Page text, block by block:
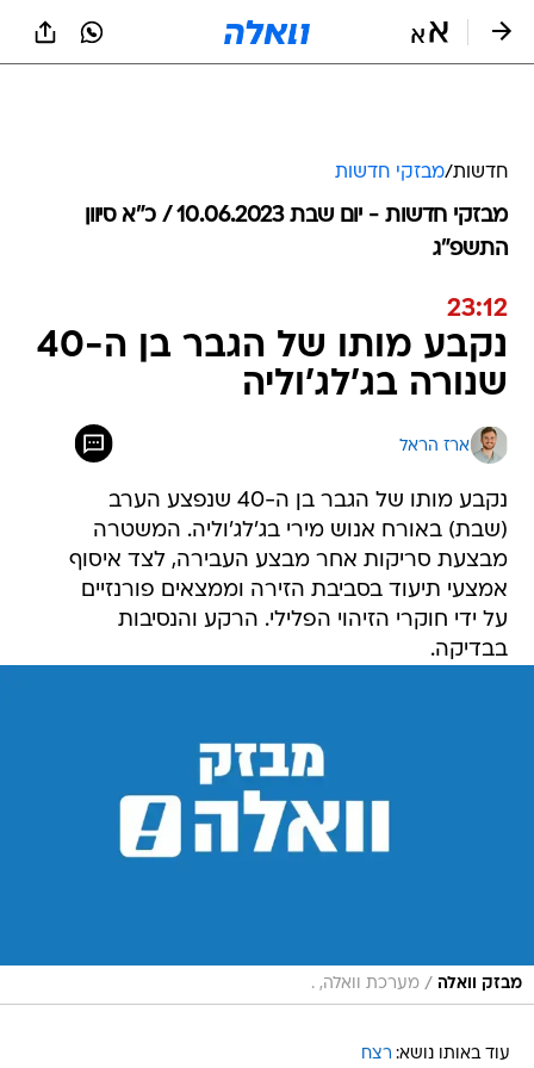
חדשות/מבזקי חדשות
מבזקי חדשות - יום שבת 10.06.2023 / כ״א סיוון
התשפ"ג
23:12
נקבע מותו של הגבר בן ה-40
שנורה בג'לג'וליה
ארז הראל
נקבע מותו של הגבר בן ה-40 שנפצע הערב
(שבת) באורח אנוש מירי בג'לג'וליה. המשטרה
מבצעת סריקות אחר מבצע העבירה, לצד איסוף
אמצעי תיעוד בסביבת הזירה וממצאים פורנזיים
על ידי חוקרי הזיהוי הפלילי. הרקע והנסיבות
בבדיקה.
מבזק וואלה / מערכת וואלה, .
עוד באותו נושא: רצח